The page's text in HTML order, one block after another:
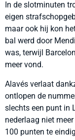
In de slotminuten
eigen
maar ook hij kon
bal werd door
was, terwijl
meer vond.
Alavés verlaat
ontlopen de
slechts een punt in
nederlaag niet
100 punten te